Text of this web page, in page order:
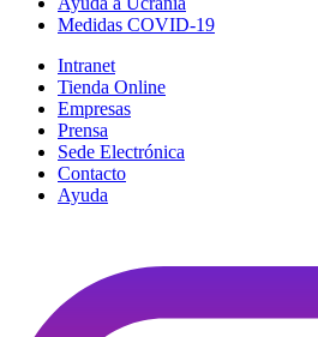
Medidas COVID-19
Intranet
Tienda Online
Empresas
Prensa
Sede Electrónica
Contacto
Ayuda